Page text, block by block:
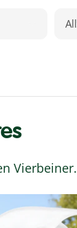
Vierbeiner.